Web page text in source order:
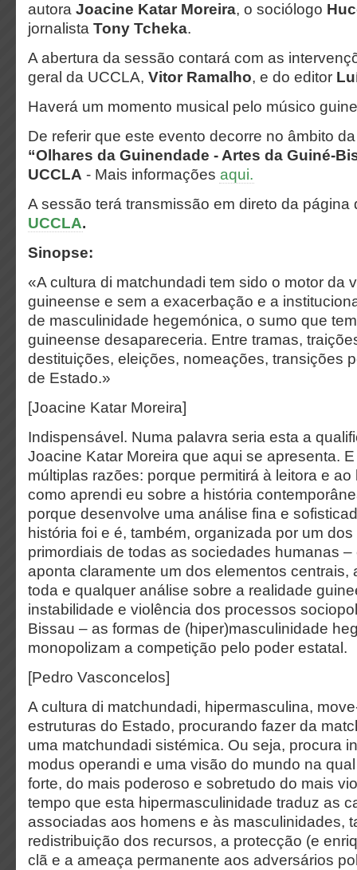
autora Joacine Katar Moreira, o sociólogo
jornalista Tony Tcheka.
A abertura da sessão contará com as
geral da UCCLA, Vitor Ramalho, e do editor
Haverá um momento musical pelo músico
De referir que este evento decorre no âmbito
“Olhares da Guinendade - Artes da Guiné-
UCCLA - Mais informações aqui.
A sessão terá transmissão em direto da página
UCCLA.
Sinopse:
«A cultura di matchundadi tem sido o motor da
guineense e sem a exacerbação e a
de masculinidade hegemónica, o sumo que
guineense desapareceria. Entre tramas,
destituições, eleições, nomeações, transições
de Estado.»
[Joacine Katar Moreira]
Indispensável. Numa palavra seria esta a
Joacine Katar Moreira que aqui se apresenta.
múltiplas razões: porque permitirá à leitora e
como aprendi eu sobre a história
porque desenvolve uma análise fina e
história foi e é, também, organizada por um
primordiais de todas as sociedades humanas
aponta claramente um dos elementos centrais,
toda e qualquer análise sobre a realidade
instabilidade e violência dos processos
Bissau – as formas de (hiper)masculinidade
monopolizam a competição pelo poder estatal.
[Pedro Vasconcelos]
A cultura di matchundadi, hipermasculina,
estruturas do Estado, procurando fazer da
uma matchundadi sistémica. Ou seja, procura
modus operandi e uma visão do mundo na
forte, do mais poderoso e sobretudo do mais
tempo que esta hipermasculinidade traduz as
associadas aos homens e às masculinidades,
redistribuição dos recursos, a protecção (e
clã e a ameaça permanente aos adversários